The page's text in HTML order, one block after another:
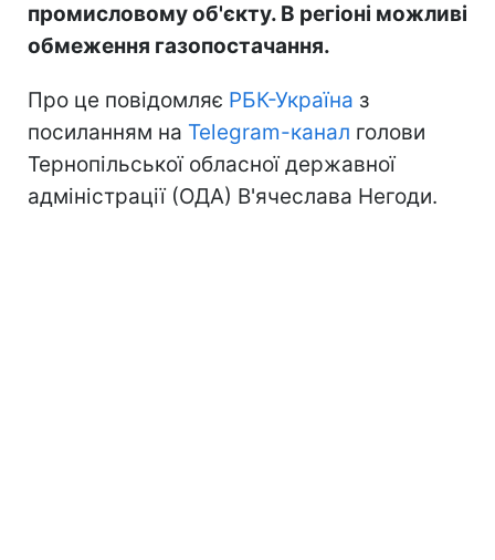
промисловому об'єкту. В регіоні можливі
обмеження газопостачання.
Про це повідомляє РБК-Україна з
посиланням на Telegram-канал голови
Тернопільської обласної державної
адміністрації (ОДА) В'ячеслава Негоди.